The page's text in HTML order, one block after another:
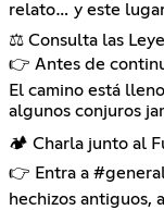
relato… y este
⚖️ Consulta las
👉 Antes de
El camino está
algunos conjuros
🏕️ Charla junto al
👉 Entra a
hechizos antiguos,